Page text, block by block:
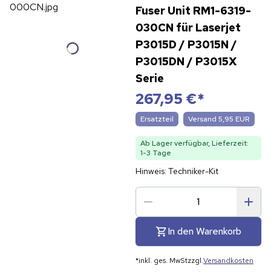
Fuser Unit RM1-6319-
030CN für Laserjet
P3015D / P3015N /
P3015DN / P3015X
Serie
267,95 €*
Ersatzteil Versand 5,95 EUR
Ab Lager verfügbar, Lieferzeit:
1-3 Tage
Hinweis: Techniker-Kit
In den Warenkorb
*inkl. ges. MwStzzgl.Versandkosten